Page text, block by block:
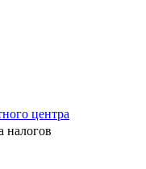
центра
налогов